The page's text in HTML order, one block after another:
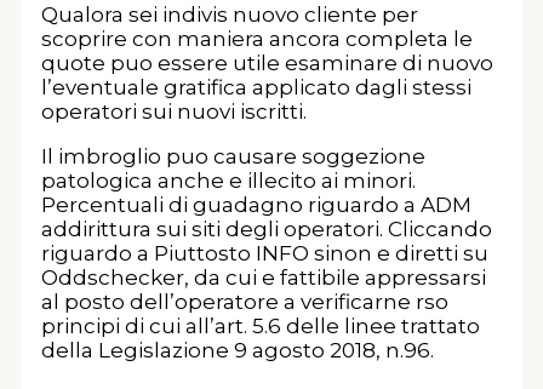
Qualora sei indivis nuovo cliente per
scoprire con maniera ancora completa le
quote puo essere utile esaminare di nuovo
l’eventuale gratifica applicato dagli stessi
operatori sui nuovi iscritti.
Il imbroglio puo causare soggezione
patologica anche e illecito ai minori.
Percentuali di guadagno riguardo a ADM
addirittura sui siti degli operatori. Cliccando
riguardo a Piuttosto INFO sinon e diretti su
Oddschecker, da cui e fattibile appressarsi
al posto dell’operatore a verificarne rso
principi di cui all’art. 5.6 delle linee trattato
della Legislazione 9 agosto 2018, n.96.